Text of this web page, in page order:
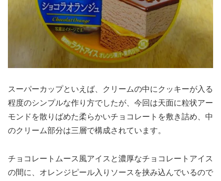
スーパーカップといえば、クリームの中にクッキーが入る
程度のシンプルな作り方でしたが、今回は天面に粒状アー
モンドを散りばめた柔らかいチョコレートを敷き詰め、中
のクリーム部分は三層で構成されています。
チョコレートムース風アイスと濃厚なチョコレートアイス
の間に、オレンジピール入りソースを挟み込んでいるので